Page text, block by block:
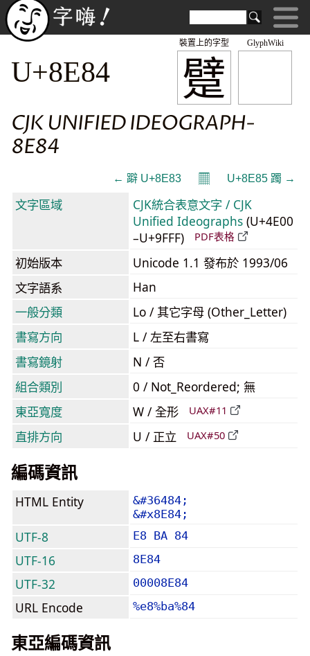
GlyphWiki
躄
裝置上的字型
U+8E84
CJK UNIFIED IDEOGRAPH-
8E84
← 躃 U+8E83 𝄜 U+8E85 躅 →
文字區域
CJK統合表意文字 / CJK
Unified Ideographs (U+4E00
–U+9FFF)
PDF表格
初始版本
Unicode 1.1 發布於 1993/06
文字語系
Han
一般分類
Lo / 其它字母 (Other_Letter)
書寫方向
L / 左至右書寫
書寫鏡射
N / 否
組合類別
0 / Not_Reordered; 無
東亞寬度
W / 全形 UAX#11
直排方向 U / 正立 UAX#50
編碼資訊
HTML Entity
&#36484;
&#x8E84;
UTF-8 E8 BA 84
UTF-16 8E84
UTF-32 00008E84
URL Encode %e8%ba%84
東亞編碼資訊